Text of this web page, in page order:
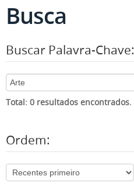
Busca
Buscar Palavra-Chave:
Total: 0 resultados encontrados.
Ordem: